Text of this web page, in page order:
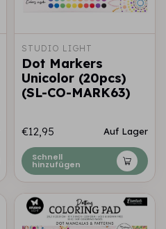
STUDIO LIGHT
Dot Markers
Unicolor (20pcs)
(SL-CO-MARK63)
€12,95 Auf Lager
Schnell
hinzufügen